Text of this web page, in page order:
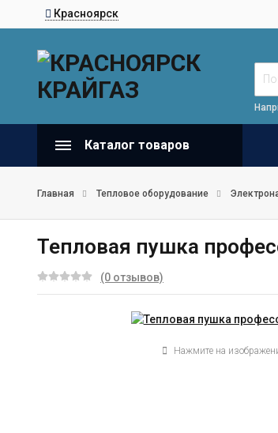
Красноярск
Каталог товаров
Главная Тепловое оборудование
Тепловая пушка
(0 отзывов)
Нажмите на